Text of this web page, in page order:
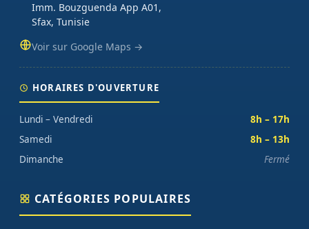
Imm. Bouzguenda App A01,
Sfax, Tunisie
Voir sur Google Maps →
HORAIRES D'OUVERTURE
Lundi – Vendredi
8h – 17h
Samedi
8h – 13h
Dimanche
Fermé
CATÉGORIES POPULAIRES